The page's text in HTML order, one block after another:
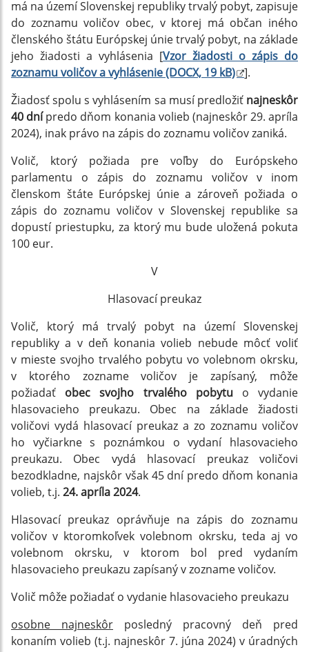
má na území Slovenskej republiky trvalý pobyt, zapisuje
do zoznamu voličov obec, v ktorej má občan iného
členského štátu Európskej únie trvalý pobyt, na základe
jeho žiadosti a vyhlásenia [Vzor žiadosti o zápis do
zoznamu voličov a vyhlásenie (DOCX, 19 kB) ].
Žiadosť spolu s vyhlásením sa musí predložiť najneskôr
40 dnípredo dňom konania volieb (najneskôr 29. apríla
2024), inak právo na zápis do zoznamu voličov zaniká.
Volič, ktorý požiada pre voľby do Európskeho
parlamentu o zápis do zoznamu voličov v inom
členskom štáte Európskej únie a zároveň požiada o
zápis do zoznamu voličov v Slovenskej republike sa
dopustí priestupku, za ktorý mu bude uložená pokuta
100 eur.
V
Hlasovací preukaz
Volič, ktorý má trvalý pobyt na území Slovenskej
republiky a v deň konania volieb nebude môcť voliť
v mieste svojho trvalého pobytu vo volebnom okrsku,
v ktorého zozname voličov je zapísaný, môže
požiadať obec svojho trvalého pobytu o vydanie
hlasovacieho preukazu. Obec na základe žiadosti
voličovi vydá hlasovací preukaz a zo zoznamu voličov
ho vyčiarkne s poznámkou o vydaní hlasovacieho
preukazu. Obec vydá hlasovací preukaz voličovi
bezodkladne, najskôr však 45 dní predo dňom konania
volieb, t.j. 24. apríla 2024.
Hlasovací preukaz oprávňuje na zápis do zoznamu
voličov v ktoromkoľvek volebnom okrsku, teda aj vo
volebnom okrsku, v ktorom bol pred vydaním
hlasovacieho preukazu zapísaný v zozname voličov.
Volič môže požiadať o vydanie hlasovacieho preukazu
osobne najneskôr posledný pracovný deň pred
konaním volieb (t.j. najneskôr 7. júna 2024) v úradných